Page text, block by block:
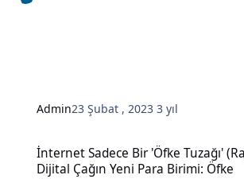
Admin23 Şubat , 20233 yıl
İnternet Sadece Bir 'Öfke Tuzağı'
Dijital Çağın Yeni Para Birimi: Öfke